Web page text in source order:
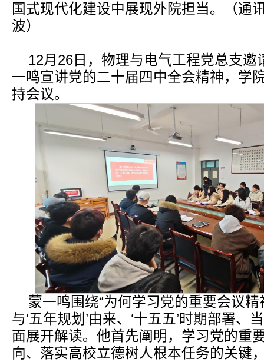
国式现代化建设中展现外院担当。（通
波）
12月26日，物理与电气工程党总支邀
一鸣宣讲党的二十届四中全会精神，学
持会议。
蒙一鸣围绕“为何学习党的重要会议
与‘五年规划’由来、‘十五五’时期部署、
面展开解读。他首先阐明，学习党的重
向、落实高校立德树人根本任务的关键